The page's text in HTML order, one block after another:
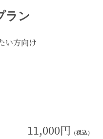
ラン
い方向け
11,000円 （税込）